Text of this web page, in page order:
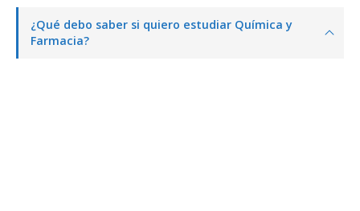
¿Qué debo saber si quiero estudiar Química y
Farmacia?